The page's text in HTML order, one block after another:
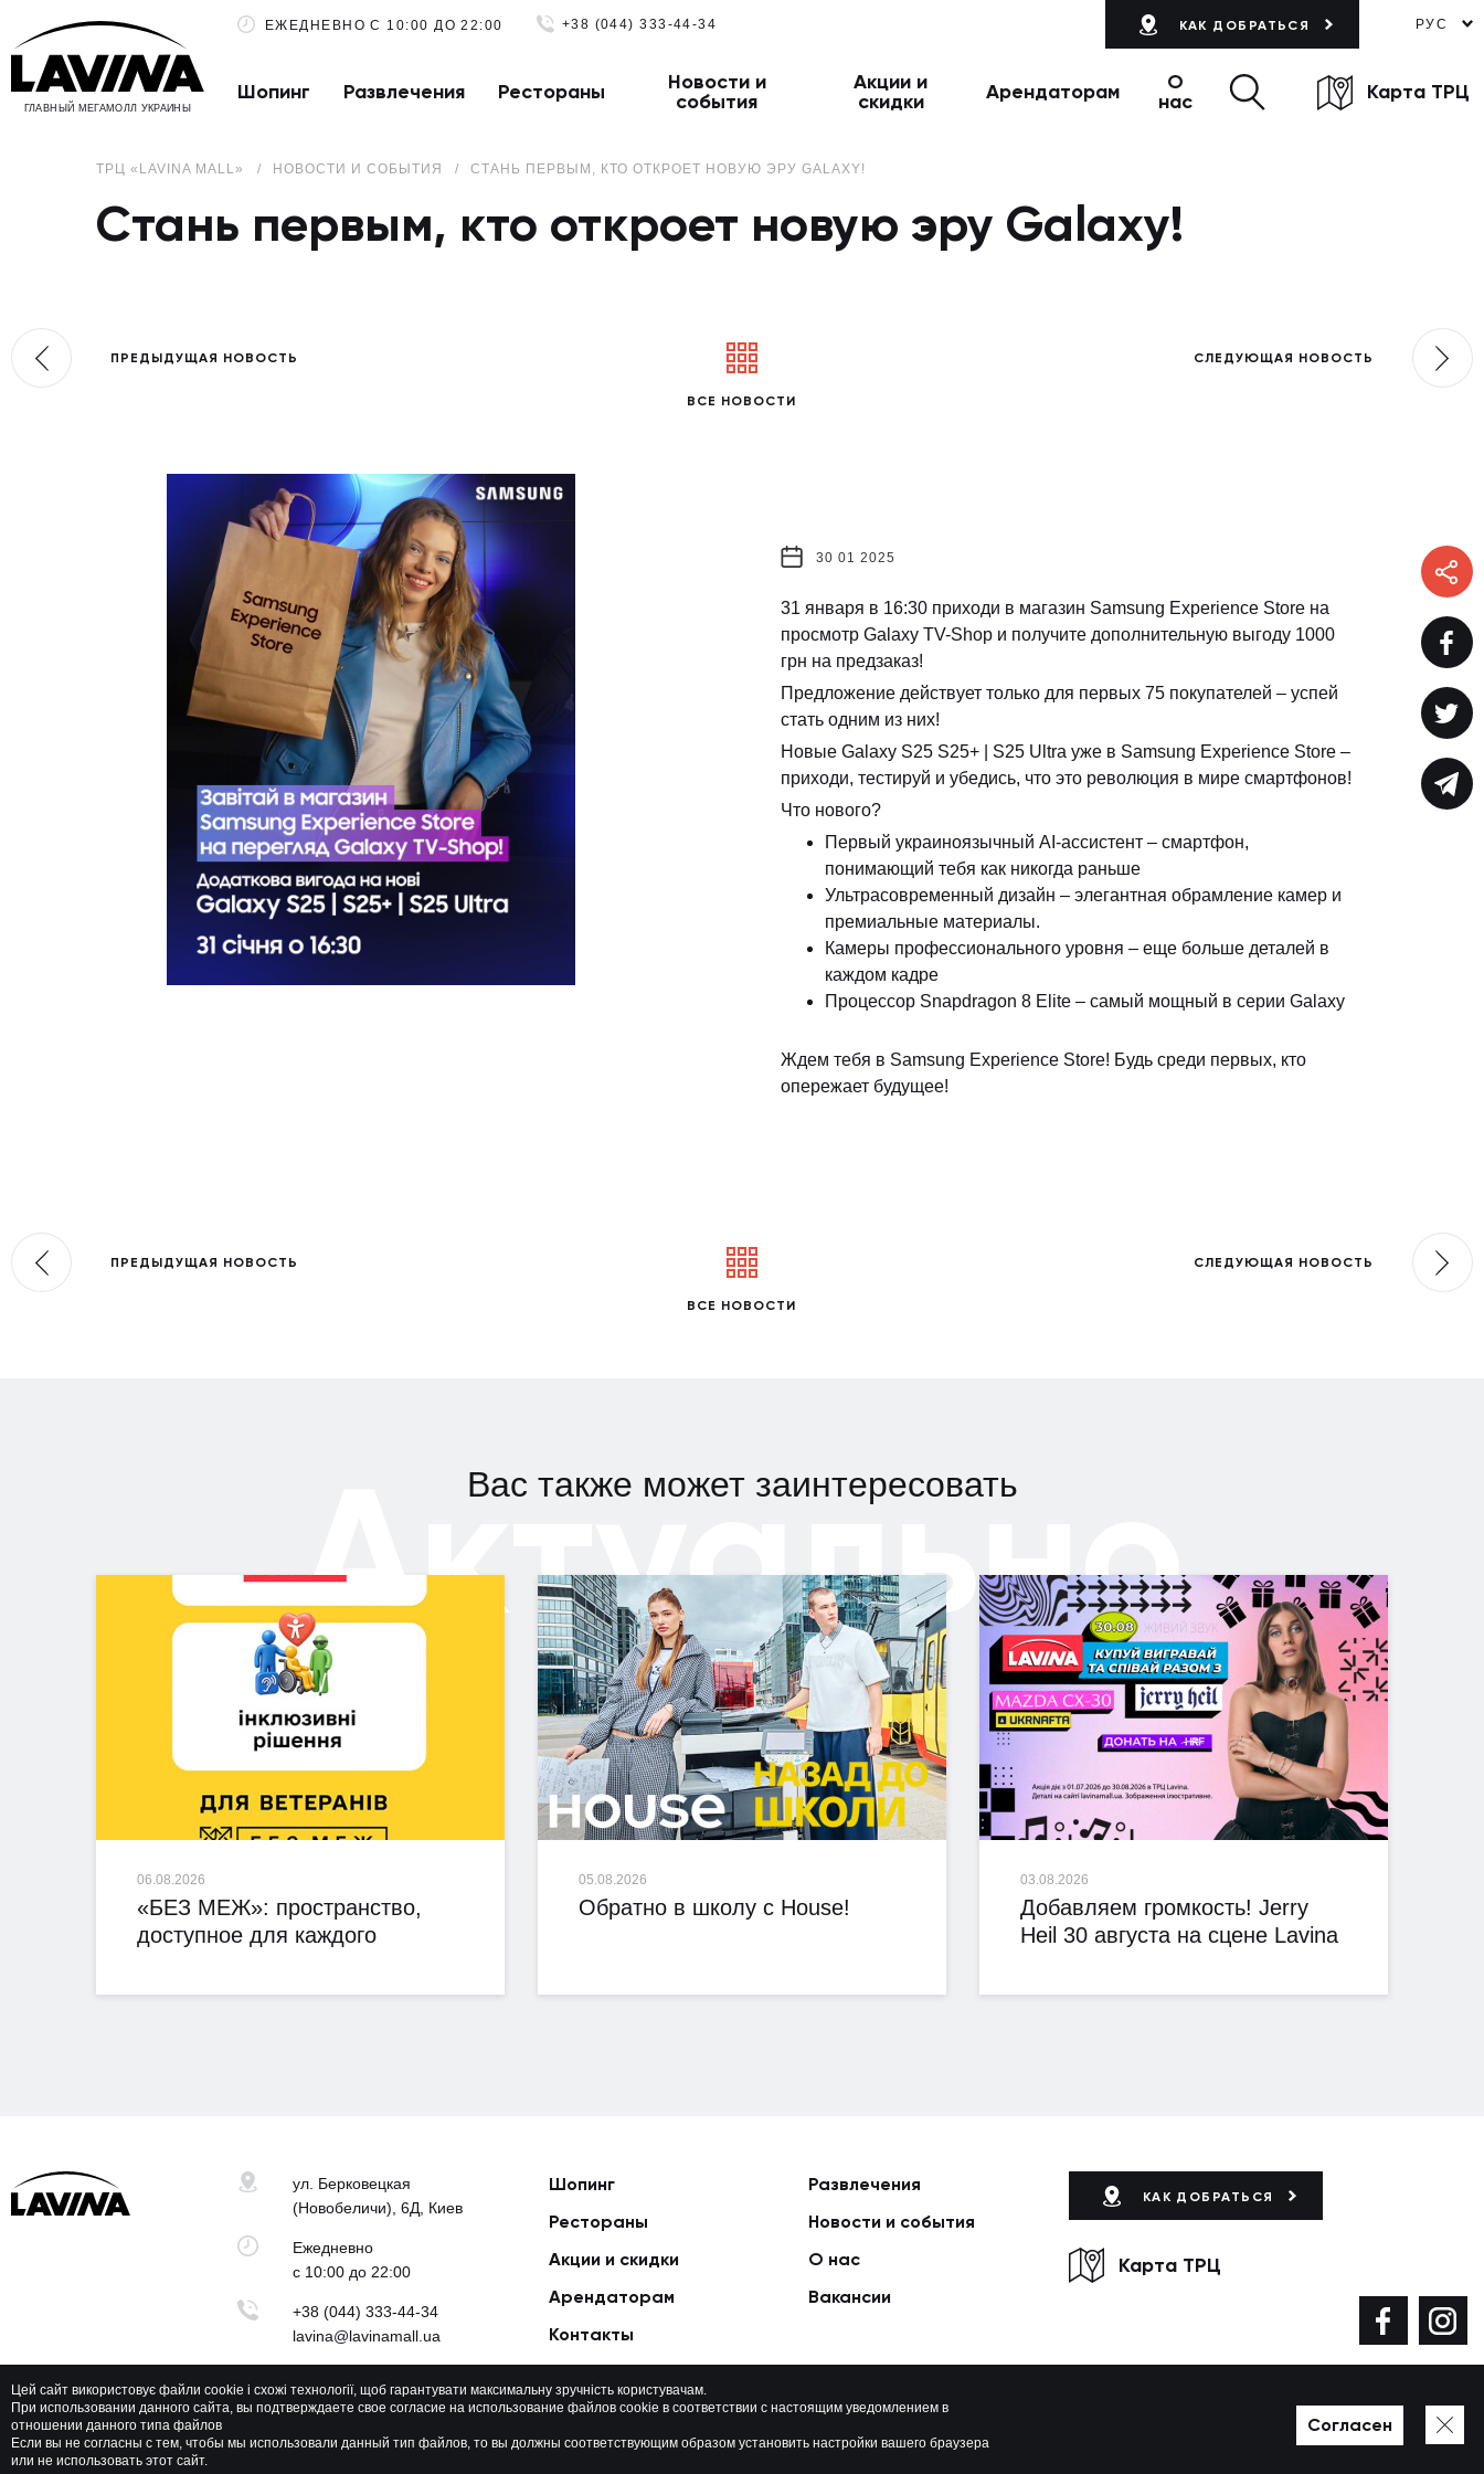
ГЛАВНЫЙ МЕГАМОЛЛ УКРАИНЫ
ЕЖЕДНЕВНО С 10:00 ДО 22:00 +38 (044) 333-44-34 КАК ДОБРАТЬСЯ РУС
Шопинг Развлечения Рестораны
Новости и
события
Акции и
скидки
Арендаторам
О
нас
Карта ТРЦ
ТРЦ «LAVINA MALL» НОВОСТИ И СОБЫТИЯ СТАНЬ ПЕРВЫМ, КТО ОТКРОЕТ НОВУЮ ЭРУ GALAXY!
Стань первым, кто откроет новую эру Galaxy!
ПРЕДЫДУЩАЯ НОВОСТЬ
ВСЕ НОВОСТИ
СЛЕДУЮЩАЯ НОВОСТЬ
30 01 2025
31 января в 16:30 приходи в магазин Samsung Experience Store на
просмотр Galaxy TV-Shop и получите дополнительную выгоду 1000
грн на предзаказ!
️Предложение действует только для первых 75 покупателей – успей
стать одним из них!
Новые Galaxy S25 S25+ | S25 Ultra уже в Samsung Experience Store –
приходи, тестируй и убедись, что это революция в мире смартфонов!
Что нового?
Первый украиноязычный AI-ассистент – смартфон,
понимающий тебя как никогда раньше
Ультрасовременный дизайн – элегантная обрамление камер и
премиальные материалы.
Камеры профессионального уровня – еще больше деталей в
каждом кадре
Процессор Snapdragon 8 Elite – самый мощный в серии Galaxy
Ждем тебя в Samsung Experience Store! Будь среди первых, кто
опережает будущее!
ПРЕДЫДУЩАЯ НОВОСТЬ
ВСЕ НОВОСТИ
СЛЕДУЮЩАЯ НОВОСТЬ
Вас также может заинтересовать
Актуально
06.08.2026
«БЕЗ МЕЖ»: пространство,
доступное для каждого
05.08.2026
Обратно в школу с House!
03.08.2026
Добавляем громкость! Jerry
Heil 30 августа на сцене Lavina
ул. Берковецкая
(Новобеличи), 6Д, Киев
Ежедневно
с 10:00 до 22:00
+38 (044) 333-44-34
lavina@lavinamall.ua
Шопинг
Развлечения
Рестораны
Новости и события
Акции и скидки
О нас
Арендаторам
Вакансии
Контакты
КАК ДОБРАТЬСЯ
Карта ТРЦ
Lavina Mall © 2026 Все права защищены Разработано в WEZOM
Цей сайт використовує файли cookie і схожі технології, щоб гарантувати максимальну зручність користувачам.
При использовании данного сайта, вы подтверждаете свое согласие на использование файлов cookie в соответствии с настоящим уведомлением в
отношении данного типа файлов
Если вы не согласны с тем, чтобы мы использовали данный тип файлов, то вы должны соответствующим образом установить настройки вашего браузера
или не использовать этот сайт.
Согласен